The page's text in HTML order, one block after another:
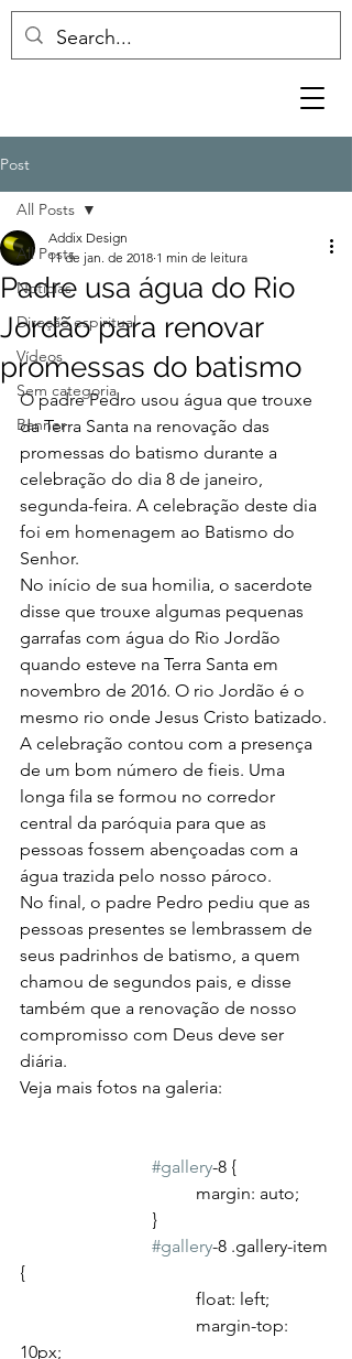
Post
All Posts
Notícias
Direção espiritual
Vídeos
Sem categoria
Banner
All Posts
Padre usa água do Rio
Jordão para renovar
promessas do batismo
Addix Design
11 de jan. de 2018 1 min de leitura
O padre Pedro usou água que trouxe
da Terra Santa na renovação das
promessas do batismo durante a
celebração do dia 8 de janeiro,
segunda-feira. A celebração deste dia
foi em homenagem ao Batismo do
Senhor.
No início de sua homilia, o sacerdote
disse que trouxe algumas pequenas
garrafas com água do Rio Jordão
quando esteve na Terra Santa em
novembro de 2016. O rio Jordão é o
mesmo rio onde Jesus Cristo batizado.
A celebração contou com a presença
de um bom número de fieis. Uma
longa fila se formou no corredor
central da paróquia para que as
pessoas fossem abençoadas com a
água trazida pelo nosso pároco.
No final, o padre Pedro pediu que as
pessoas presentes se lembrassem de
seus padrinhos de batismo, a quem
chamou de segundos pais, e disse
também que a renovação de nosso
compromisso com Deus deve ser
diária.
Veja mais fotos na galeria:
#gallery-8 {
				margin: auto;
			}
#gallery-8 .gallery-item
{
				float: left;
10px;